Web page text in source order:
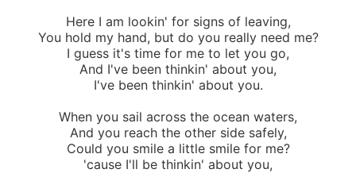
Here I am lookin' for signs of leaving,
You hold my hand, but do you really need me?
I guess it's time for me to let you go,
And I've been thinkin' about you,
I've been thinkin' about you.
When you sail across the ocean waters,
And you reach the other side safely,
Could you smile a little smile for me?
'cause I'll be thinkin' about you,